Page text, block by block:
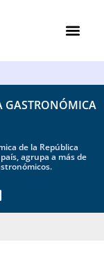
GASTRONÓMICA
de la República
agrupa a más de